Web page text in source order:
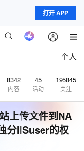
打开 APP
个人
8342
内容
45
活动
195845
关注
上传文件到NA
分IISuser的权